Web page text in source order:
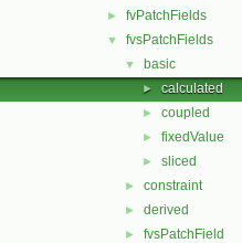
► fvPatchFields
▼ fvsPatchFields
▼ basic
► calculated
► coupled
► fixedValue
► sliced
► constraint
► derived
► fvsPatchField